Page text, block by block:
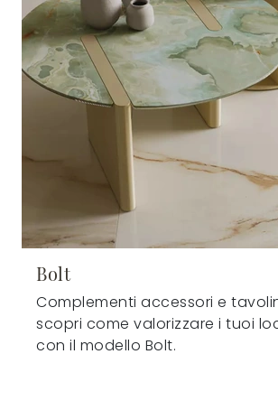
Bolt
Complementi accessori e
scopri come valorizzare i tuoi
con il modello Bolt.